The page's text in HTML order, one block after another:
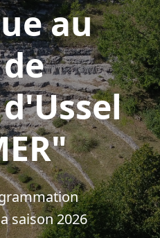
au
saison2026